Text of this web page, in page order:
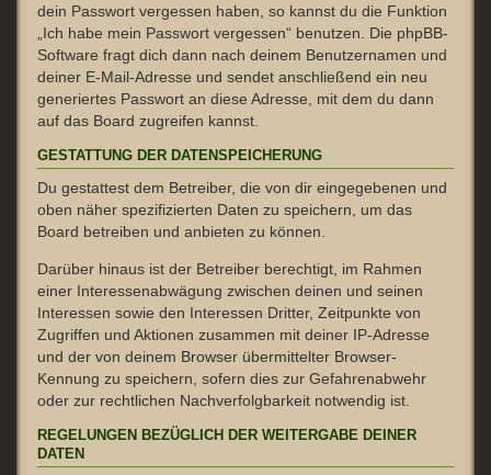
dein Passwort vergessen haben, so kannst du die Funktion
„Ich habe mein Passwort vergessen“ benutzen. Die phpBB-
Software fragt dich dann nach deinem Benutzernamen und
deiner E-Mail-Adresse und sendet anschließend ein neu
generiertes Passwort an diese Adresse, mit dem du dann
auf das Board zugreifen kannst.
GESTATTUNG DER DATENSPEICHERUNG
Du gestattest dem Betreiber, die von dir eingegebenen und
oben näher spezifizierten Daten zu speichern, um das
Board betreiben und anbieten zu können.
Darüber hinaus ist der Betreiber berechtigt, im Rahmen
einer Interessenabwägung zwischen deinen und seinen
Interessen sowie den Interessen Dritter, Zeitpunkte von
Zugriffen und Aktionen zusammen mit deiner IP-Adresse
und der von deinem Browser übermittelter Browser-
Kennung zu speichern, sofern dies zur Gefahrenabwehr
oder zur rechtlichen Nachverfolgbarkeit notwendig ist.
REGELUNGEN BEZÜGLICH DER WEITERGABE DEINER
DATEN